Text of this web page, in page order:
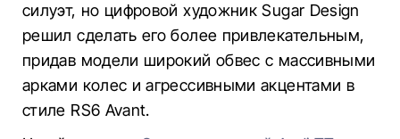
силуэт, но цифровой художник Sugar Design
решил сделать его более привлекательным,
придав модели широкий обвес с массивными
арками колес и агрессивными акцентами в
стиле RS6 Avant.